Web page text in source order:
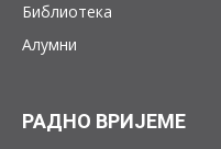
Библиотека
Алумни
РАДНО ВРИЈЕМЕ